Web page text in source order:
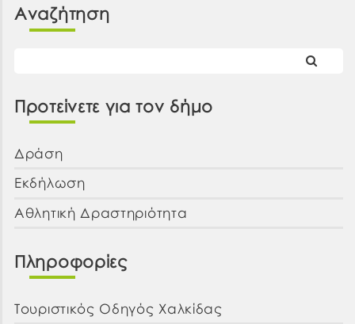
Αναζήτηση
Προτείνετε για τον δήμο
Δράση
Εκδήλωση
Αθλητική Δραστηριότητα
Πληροφορίες
Τουριστικός Οδηγός Χαλκίδας